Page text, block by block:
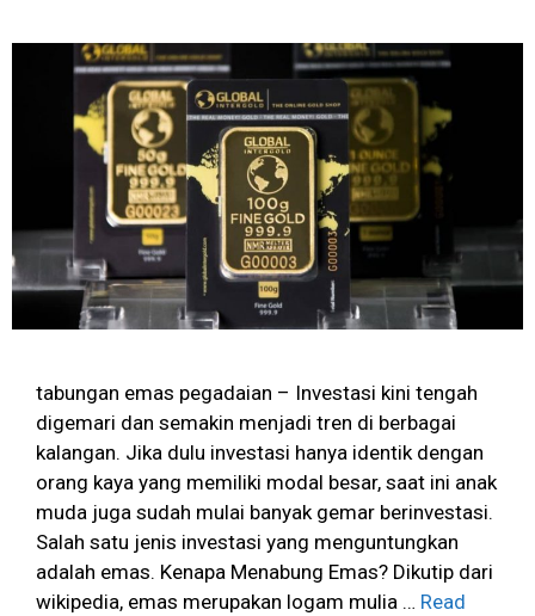
tabungan emas pegadaian – Investasi kini tengah
digemari dan semakin menjadi tren di berbagai
kalangan. Jika dulu investasi hanya identik dengan
orang kaya yang memiliki modal besar, saat ini anak
muda juga sudah mulai banyak gemar berinvestasi.
Salah satu jenis investasi yang menguntungkan
adalah emas. Kenapa Menabung Emas? Dikutip dari
wikipedia, emas merupakan logam mulia … Read